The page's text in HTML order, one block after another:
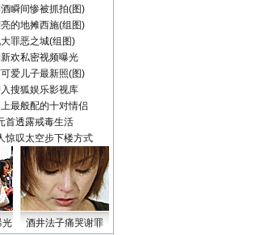
瞬间惨被抓拍(图)
的地摊西施(组图)
罪恶之城(组图)
欢私密视频曝光
爱儿子最新照(图)
搜狐娱乐影视库
最般配的十对情侣
首透露戒毒生活
惊叹太空步下楼方式
光 酒井法子痛哭谢罪